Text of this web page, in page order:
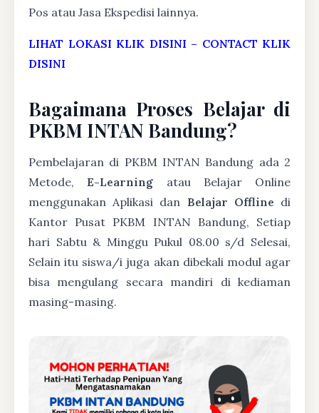
Pos atau Jasa Ekspedisi lainnya.
LIHAT LOKASI KLIK DISINI – CONTACT KLIK
DISINI
Bagaimana Proses Belajar di
PKBM INTAN Bandung?
Pembelajaran di PKBM INTAN Bandung ada 2
Metode,E-Learning atau Belajar Online
menggunakan Aplikasi dan Belajar Offline di
Kantor Pusat PKBM INTAN Bandung, Setiap
hari Sabtu & Minggu Pukul 08.00 s/d Selesai,
Selain itu siswa/i juga akan dibekali modul agar
bisa mengulang secara mandiri di kediaman
masing-masing.